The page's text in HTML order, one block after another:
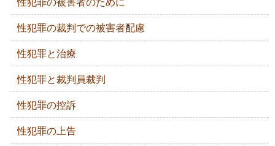
性犯罪の裁判での被害者配慮
性犯罪と治療
性犯罪と裁判員裁判
性犯罪の控訴
性犯罪の上告